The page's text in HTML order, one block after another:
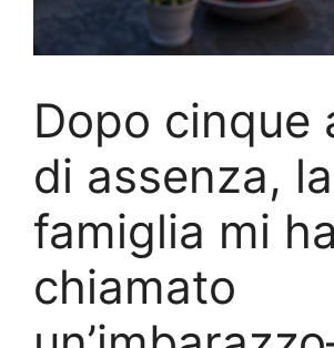
Dopo cinque
di assenza,
famiglia mi ha
chiamato